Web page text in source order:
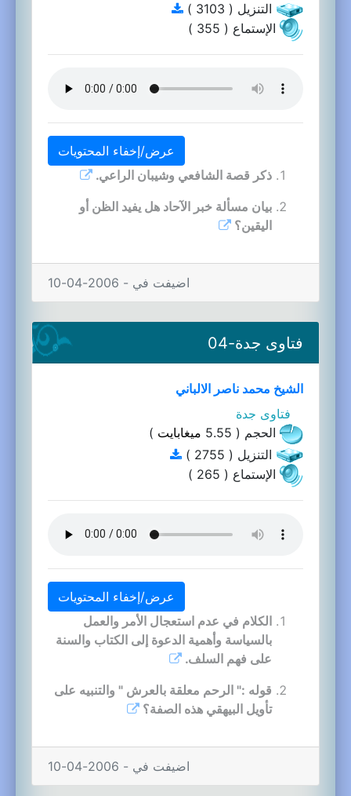
التنزيل ( 3103 )
الإستماع ( 355 )
عرض/إخفاء المحتويات
ذكر قصة الشافعي وشيبان الراعي.
بيان مسألة خبر الآحاد هل يفيد الظن أو
اليقين؟
اضيفت في - 2006-04-10
فتاوى جدة-04
الشيخ محمد ناصر الالباني
فتاوى جدة
الحجم ( 5.55
ميغابايت )
التنزيل ( 2755 )
الإستماع ( 265 )
عرض/إخفاء المحتويات
الكلام في عدم استعجال الأمر والعمل
بالسياسة وأهمية الدعوة إلى الكتاب والسنة
على فهم السلف.
قوله :" الرحم معلقة بالعرش " والتنبيه على
تأويل البيهقي هذه الصفة؟
اضيفت في - 2006-04-10